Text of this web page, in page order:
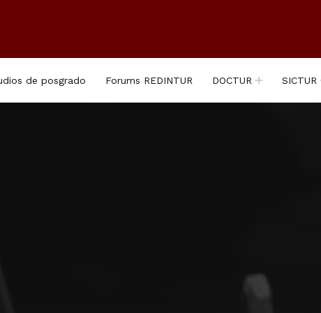
de posgrado Forums REDINTUR DOCTUR SICTUR